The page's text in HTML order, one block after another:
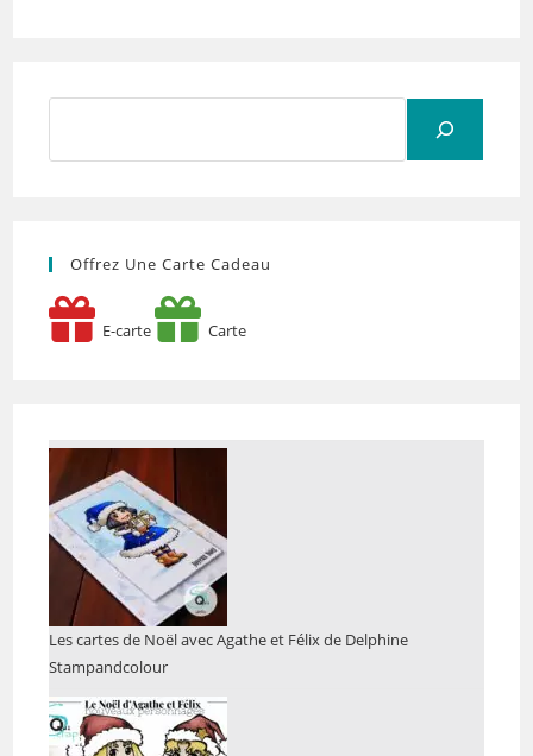
Offrez Une Carte Cadeau
E-carte Carte
Les cartes de Noël avec Agathe et Félix de Delphine
Stampandcolour